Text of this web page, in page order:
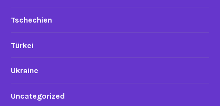
Tschechien
Türkei
Ukraine
Uncategorized